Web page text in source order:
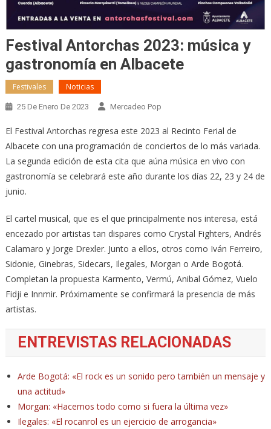
Festival Antorchas 2023: música y
gastronomía en Albacete
Festivales Noticias
25 De Enero De 2023 Mercadeo Pop
El Festival Antorchas regresa este 2023 al Recinto Ferial de
Albacete con una programación de conciertos de lo más variada.
La segunda edición de esta cita que aúna música en vivo con
gastronomía se celebrará este año durante los días 22, 23 y 24 de
junio.
El cartel musical, que es el que principalmente nos interesa, está
encezado por artistas tan dispares como Crystal Fighters, Andrés
Calamaro y Jorge Drexler. Junto a ellos, otros como Iván Ferreiro,
Sidonie, Ginebras, Sidecars, Ilegales, Morgan o Arde Bogotá.
Completan la propuesta Karmento, Vermú, Anibal Gómez, Vuelo
Fidji e Innmir. Próximamente se confirmará la presencia de más
artistas.
ENTREVISTAS RELACIONADAS
Arde Bogotá: «El rock es un sonido pero también un mensaje y
una actitud»
Morgan: «Hacemos todo como si fuera la última vez»
Ilegales: «El rocanrol es un ejercicio de arrogancia»